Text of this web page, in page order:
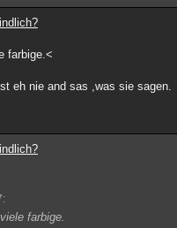
farbige.<
eh nie and sas ,was sie sagen.
farbige.